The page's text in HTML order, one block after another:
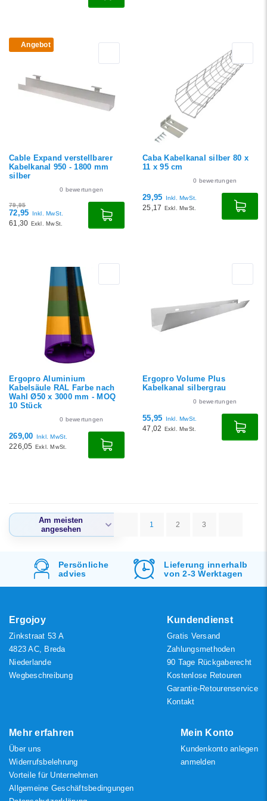
Angebot
Cable Expand verstellbarer
Kabelkanal 950 - 1800 mm
silber
0 bewertungen
79,95
72,95 Inkl. MwSt.
61,30 Exkl. MwSt.
Caba Kabelkanal silber 80 x
11 x 95 cm
0 bewertungen
29,95 Inkl. MwSt.
25,17 Exkl. MwSt.
Ergopro Aluminium
Kabelsäule RAL Farbe nach
Wahl Ø50 x 3000 mm - MOQ
10 Stück
0 bewertungen
269,00 Inkl. MwSt.
226,05 Exkl. MwSt.
Ergopro Volume Plus
Kabelkanal silbergrau
0 bewertungen
55,95 Inkl. MwSt.
47,02 Exkl. MwSt.
Am meisten
angesehen
Am meisten
angesehen
Niedrigster Preis
Höchster Preis
1 2 3
Lieferung innerhalb
von 2-3 Werktagen
KostenlosVersand
& Rücksendung
Ergojoy
Zinkstraat 53 A
4823 AC, Breda
Niederlande
Wegbeschreibung
Kundendienst
Gratis Versand
Zahlungsmethoden
90 Tage Rückgaberecht
Kostenlose Retouren
Garantie-Retourenservice
Kontakt
Mehr erfahren
Über uns
Widerrufsbelehrung
Vorteile für Unternehmen
Allgemeine Geschäftsbedingungen
Mein Konto
Kundenkonto anlegen
anmelden